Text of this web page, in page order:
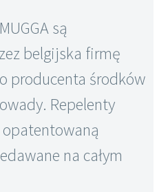
są
belgijska firmę
producenta środków
Repelenty
na całym